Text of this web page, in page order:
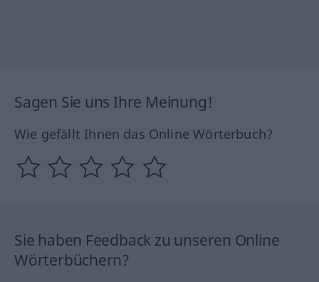
Sagen Sie uns Ihre Meinung!
Wie gefällt Ihnen das Online Wörterbuch?
Sie haben Feedback zu unseren Online
Wörterbüchern?